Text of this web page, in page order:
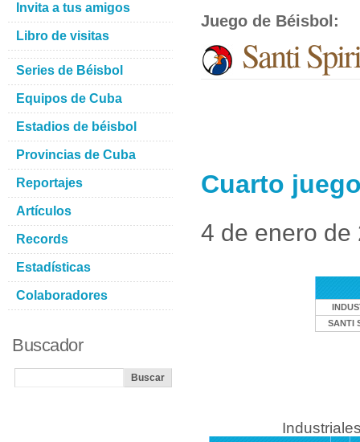
Juego de Béisbol :
Santi
Cuarto
4 de enero de
SANTI
Invita a tus amigos
Libro de visitas
Series de Béisbol
Equipos de Cuba
Estadios de béisbol
Provincias de Cuba
Reportajes
Artículos
Records
Estadísticas
Colaboradores
Buscador